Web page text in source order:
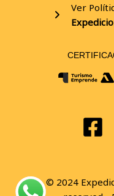
Ver
© 2024